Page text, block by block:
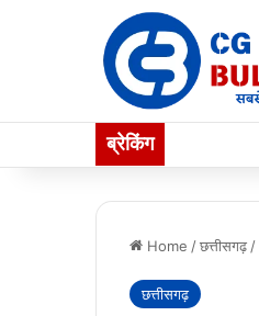
ब्रेकिंग
Home /छत्तीसगढ़ /
छत्तीसगढ़